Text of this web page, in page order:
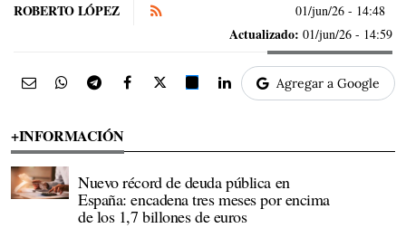
ROBERTO LÓPEZ 01/jun/26 - 14:48
Actualizado: 01/jun/26 - 14:59
Agregar a Google
+INFORMACIÓN
Nuevo récord de deuda pública en
España: encadena tres meses por encima
de los 1,7 billones de euros